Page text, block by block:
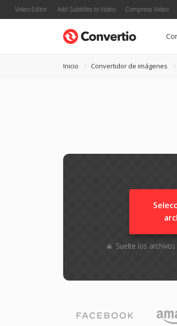
Video Editor Add Subtitles to Video Compress Video
Inicio Convertidor de imágenes
Suelte los